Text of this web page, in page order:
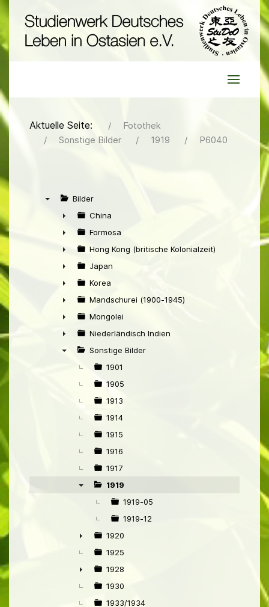
Aktuelle Seite:
Fotothek
Sonstige Bilder
1919 P6040
Bilder
►
China
►
Formosa
►
Hong Kong (britische Kolonialzeit)
►
Japan
►
Korea
►
Mandschurei (1900-1945)
►
Mongolei
►
Niederländisch Indien
Sonstige Bilder
1901
1905
1913
1914
1915
1916
1917
1919
1919-05
1919-12
►
1920
1925
►
1928
1930
1933/1934